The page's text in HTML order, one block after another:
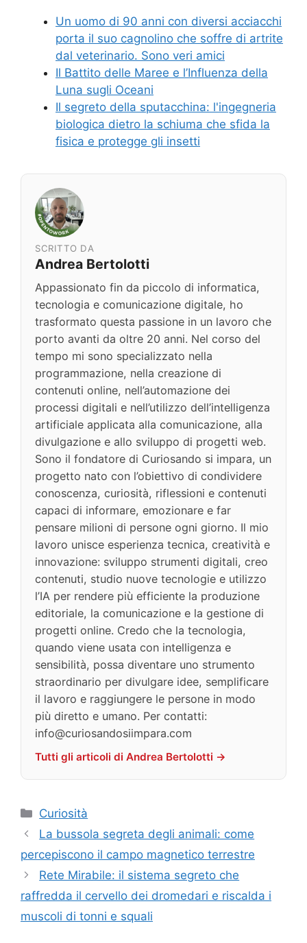
Un uomo di 90 anni con diversi acciacchi
porta il suo cagnolino che soffre di artrite
dal veterinario. Sono veri amici
Il Battito delle Maree e l’Influenza della
Luna sugli Oceani
Il segreto della sputacchina: l'ingegneria
biologica dietro la schiuma che sfida la
fisica e protegge gli insetti
SCRITTO DA
Andrea Bertolotti
Appassionato fin da piccolo di informatica,
tecnologia e comunicazione digitale, ho
trasformato questa passione in un lavoro che
porto avanti da oltre 20 anni. Nel corso del
tempo mi sono specializzato nella
programmazione, nella creazione di
contenuti online, nell’automazione dei
processi digitali e nell’utilizzo dell’intelligenza
artificiale applicata alla comunicazione, alla
divulgazione e allo sviluppo di progetti web.
Sono il fondatore di Curiosando si impara, un
progetto nato con l’obiettivo di condividere
conoscenza, curiosità, riflessioni e contenuti
capaci di informare, emozionare e far
pensare milioni di persone ogni giorno. Il mio
lavoro unisce esperienza tecnica, creatività e
innovazione: sviluppo strumenti digitali, creo
contenuti, studio nuove tecnologie e utilizzo
l’IA per rendere più efficiente la produzione
editoriale, la comunicazione e la gestione di
progetti online. Credo che la tecnologia,
quando viene usata con intelligenza e
sensibilità, possa diventare uno strumento
straordinario per divulgare idee, semplificare
il lavoro e raggiungere le persone in modo
più diretto e umano. Per contatti:
info@curiosandosiimpara.com
Tutti gli articoli di Andrea Bertolotti →
Categorie
Curiosità
La bussola segreta degli animali: come
percepiscono il campo magnetico terrestre
Rete Mirabile: il sistema segreto che
raffredda il cervello dei dromedari e riscalda i
muscoli di tonni e squali